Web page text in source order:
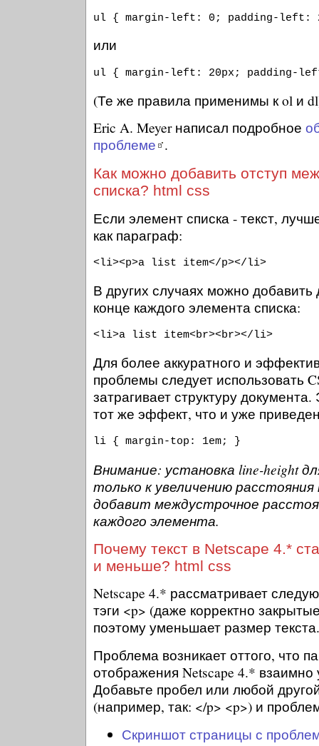
ul { margin-left: 0; padding-left:
или
ul { margin-left: 20px; padding-
(Те же правила применимы к ol и
Eric A. Meyer написал подробное
проблеме .
Как можно добавить отступ
списка? html css
Если элемент списка - текст,
как параграф:
<li><p>a list item</p></li>
В других случаях можно добавить
конце каждого элемента списка:
<li>a list item<br><br></li>
Для более аккуратного и
проблемы следует использовать
затрагивает структуру
тот же эффект, что и уже
li { margin-top: 1em; }
Внимание: установка line-height
только к увеличению
добавит междустрочное
каждого элемента.
Почему текст в Netscape 4.*
и меньше? html css
Netscape 4.* рассматривает
тэги <p> (даже корректно
поэтому уменьшает размер текста.
Проблема возникает оттого, что
отображения Netscape 4.*
Добавьте пробел или любой
(например, так: </p> <p>) и
Скриншот страницы с